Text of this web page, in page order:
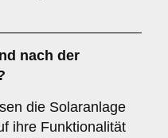
nach der
die Solaranlage
ihre Funktionalität